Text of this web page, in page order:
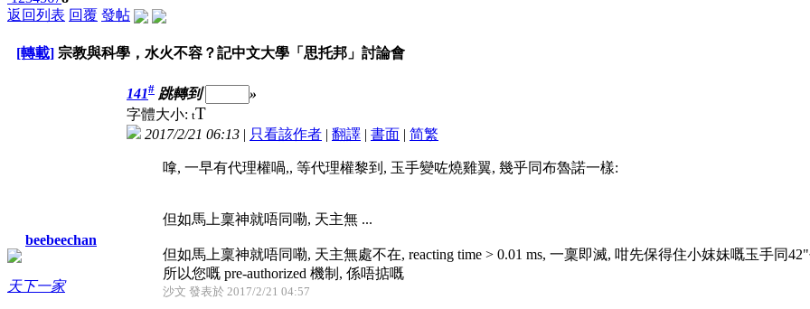
返回列表 回覆 發帖
[轉載] 宗教與科學，水火不容？記中文大學「思托邦」討論會
beebeechan
天下一家
141# 跳轉到
»
字體大小: tT
2017/2/21 06:13 | 只看該作者 | 翻譯 | 書面 | 简繁
嗱, 一早有代理權喎,, 等代理權黎到, 玉手變咗燒雞翼, 幾乎同布魯諾一樣:
但如馬上稟神就唔同嘞, 天主無 ...
但如馬上稟神就唔同嘞, 天主無處不在, reacting time > 0.01 ms, 一稟即滅, 咁先保得住小妺妹嘅玉手同42"
所以您嘅 pre-authorized 機制, 係唔掂嘅
沙文 發表於 2017/2/21 04:57